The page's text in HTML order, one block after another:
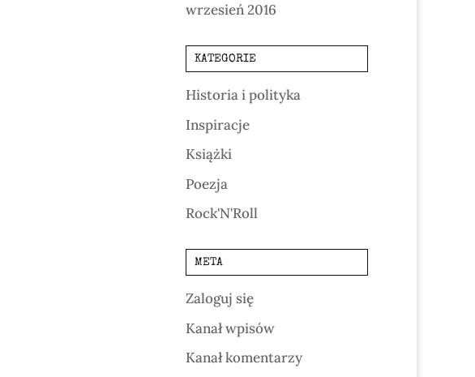
wrzesień 2016
KATEGORIE
Historia i polityka
Inspiracje
Książki
Poezja
Rock'N'Roll
META
Zaloguj się
Kanał wpisów
Kanał komentarzy